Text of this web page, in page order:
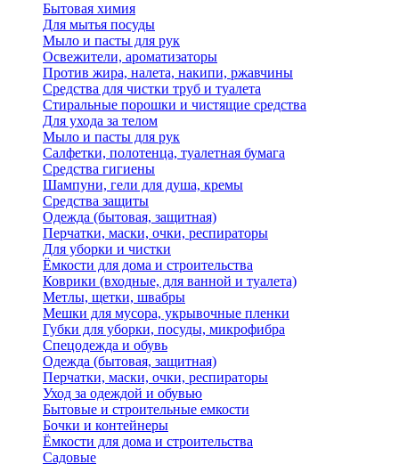
Бытовая химия
Для мытья посуды
Мыло и пасты для рук
Освежители, ароматизаторы
Против жира, налета, накипи, ржавчины
Средства для чистки труб и туалета
Стиральные порошки и чистящие средства
Для ухода за телом
Мыло и пасты для рук
Салфетки, полотенца, туалетная бумага
Средства гигиены
Шампуни, гели для душа, кремы
Средства защиты
Одежда (бытовая, защитная)
Перчатки, маски, очки, респираторы
Для уборки и чистки
Ёмкости для дома и строительства
Коврики (входные, для ванной и туалета)
Метлы, щетки, швабры
Мешки для мусора, укрывочные пленки
Губки для уборки, посуды, микрофибра
Спецодежда и обувь
Одежда (бытовая, защитная)
Перчатки, маски, очки, респираторы
Уход за одеждой и обувью
Бытовые и строительные емкости
Бочки и контейнеры
Ёмкости для дома и строительства
Садовые